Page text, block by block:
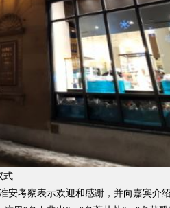
式
安考察表示欢迎和感谢，并向嘉宾